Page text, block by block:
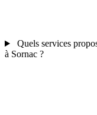
Quels services
à Sornac ?